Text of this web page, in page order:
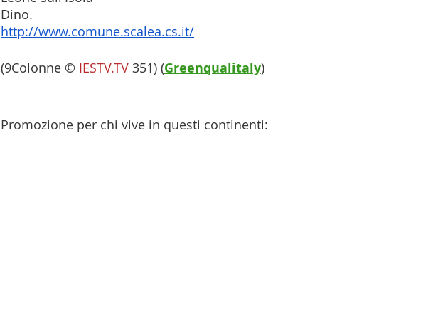
Dino.
http://www.comune.scalea.cs.it/
(9Colonne © IESTV.TV 351) (Greenqualitaly)
Promozione per chi vive in questi continenti: